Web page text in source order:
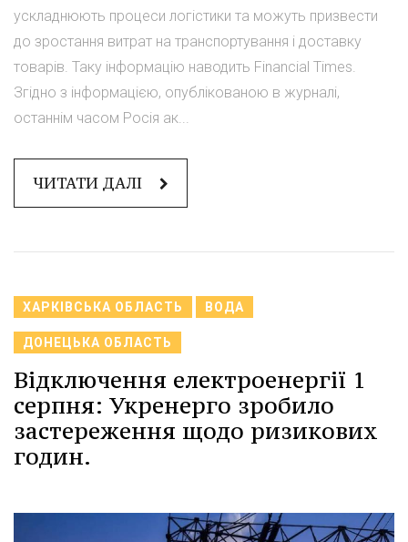
ускладнюють процеси логістики та можуть призвести
до зростання витрат на транспортування і доставку
товарів. Таку інформацію наводить Financial Times.
Згідно з інформацією, опублікованою в журналі,
останнім часом Росія ак...
ЧИТАТИ ДАЛІ
ХАРКІВСЬКА ОБЛАСТЬ ВОДА
ДОНЕЦЬКА ОБЛАСТЬ
Відключення електроенергії 1
серпня: Укренерго зробило
застереження щодо ризикових
годин.